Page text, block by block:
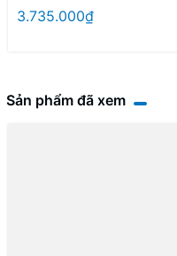
45P-V Black sen mưa
3.735.000₫
Sản phẩm đã xem